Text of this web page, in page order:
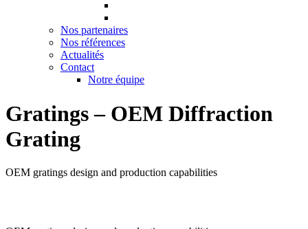
Nos partenaires
Nos références
Actualités
Contact
Notre équipe
Gratings – OEM Diffraction
Grating
OEM gratings design and production capabilities